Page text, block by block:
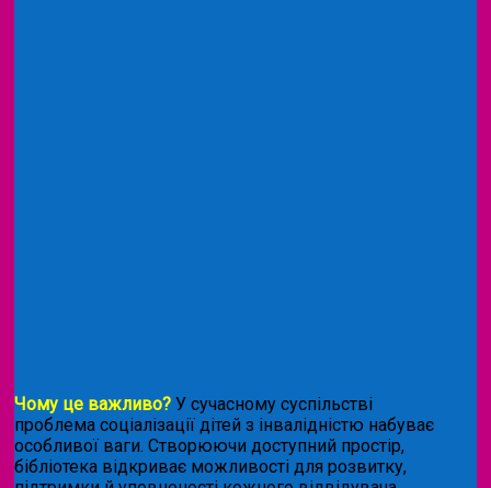
Чому це важливо? У сучасному суспільстві
проблема соціалізації дітей з інвалідністю набуває
особливої ваги. Створюючи доступний простір,
бібліотека відкриває можливості для розвитку,